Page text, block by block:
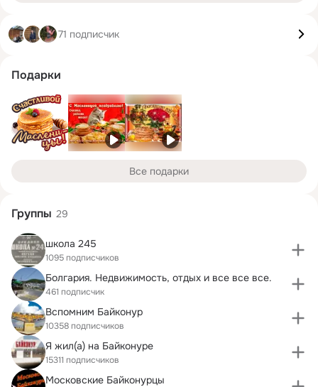
71 подписчик
Подарки
Все подарки
Группы 29
школа 245
1095 подписчиков
Болгария. Недвижимость, отдых и все все все.
461 подписчик
Вспомним Байконур
10358 подписчиков
Я жил(а) на Байконуре
15311 подписчиков
Московские Байконурцы